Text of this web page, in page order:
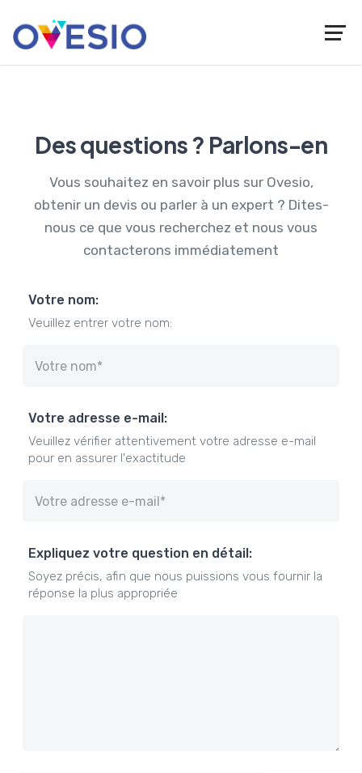
Des questions ? Parlons-en
Vous souhaitez en savoir plus sur Ovesio,
obtenir un devis ou parler à un expert ? Dites-
nous ce que vous recherchez et nous vous
contacterons immédiatement
Votre nom:
Veuillez entrer votre nom:
Votre adresse e-mail:
Veuillez vérifier attentivement votre adresse e-mail
pour en assurer l'exactitude
Expliquez votre question en détail:
Soyez précis, afin que nous puissions vous fournir la
réponse la plus appropriée